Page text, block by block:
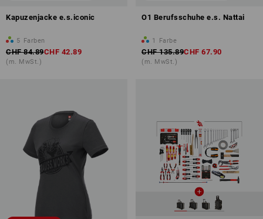
Kapuzenjacke e.s.iconic
5 Farben
CHF 84.89CHF 42.89
(m. MwSt.)
O1 Berufsschuhe e.s. Nattai
1 Farbe
CHF 135.89CHF 67.90
(m. MwSt.)